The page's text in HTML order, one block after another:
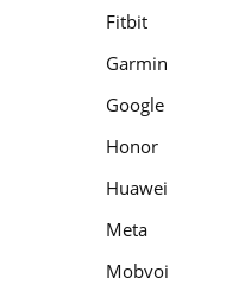
Fitbit
Garmin
Google
Honor
Huawei
Meta
Mobvoi